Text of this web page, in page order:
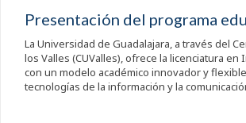
Presentación del programa
La Universidad de Guadalajara, a través del
los Valles (CUValles), ofrece la licenciatura
con un modelo académico innovador y
tecnologías de la información y la